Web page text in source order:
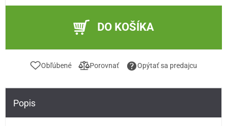
DO KOŠÍKA
Obľúbené Porovnať Opýtať sa predajcu
Popis